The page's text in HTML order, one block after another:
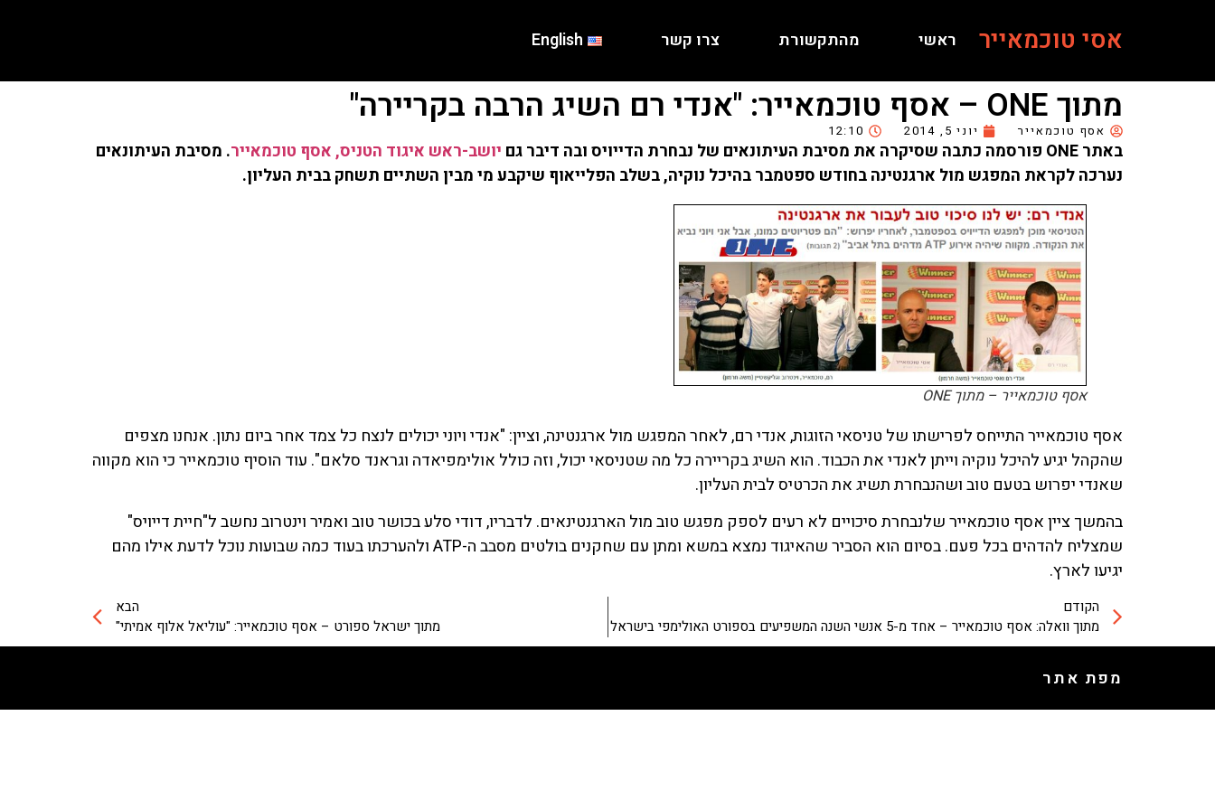
אסי טוכמאייר ראשי מהתקשורת צרו קשר English
מתוך ONE – אסף טוכמאייר: "אנדי רם השיג הרבה בקריירה"
אסף טוכמאייר יוני 5, 2014 12:10
באתר ONE פורסמה כתבה שסיקרה את מסיבת העיתונאים של נבחרת הדייויס ובה דיבר גם יושב-ראש איגוד הטניס, אסף טוכמאייר. מסיבת העיתונאים
נערכה לקראת המפגש מול ארגנטינה בחודש ספטמבר בהיכל נוקיה, בשלב הפלייאוף שיקבע מי מבין השתיים תשחק בבית העליון.
אסף טוכמאייר – מתוך ONE
אסף טוכמאייר התייחס לפרישתו של טניסאי הזוגות, אנדי רם, לאחר המפגש מול ארגנטינה, וציין: "אנדי ויוני יכולים לנצח כל צמד אחר ביום נתון. אנחנו מצפים
שהקהל יגיע להיכל נוקיה וייתן לאנדי את הכבוד. הוא השיג בקריירה כל מה שטניסאי יכול, וזה כולל אולימפיאדה וגראנד סלאם". עוד הוסיף טוכמאייר כי הוא מקווה
שאנדי יפרוש בטעם טוב ושהנבחרת תשיג את הכרטיס לבית העליון.
בהמשך ציין אסף טוכמאייר שלנבחרת סיכויים לא רעים לספק מפגש טוב מול הארגנטינאים. לדבריו, דודי סלע בכושר טוב ואמיר וינטרוב נחשב ל"חיית דייויס"
שמצליח להדהים בכל פעם. בסיום הוא הסביר שהאיגוד נמצא במשא ומתן עם שחקנים בולטים מסבב ה-ATP ולהערכתו בעוד כמה שבועות נוכל לדעת אילו מהם
יגיעו לארץ.
הקודם
מתוך וואלה: אסף טוכמאייר – אחד מ-5 אנשי השנה המשפיעים בספורט האולימפי בישראל
הבא
מתוך ישראל ספורט – אסף טוכמאייר: "עוליאל אלוף אמיתי"
מפת אתר